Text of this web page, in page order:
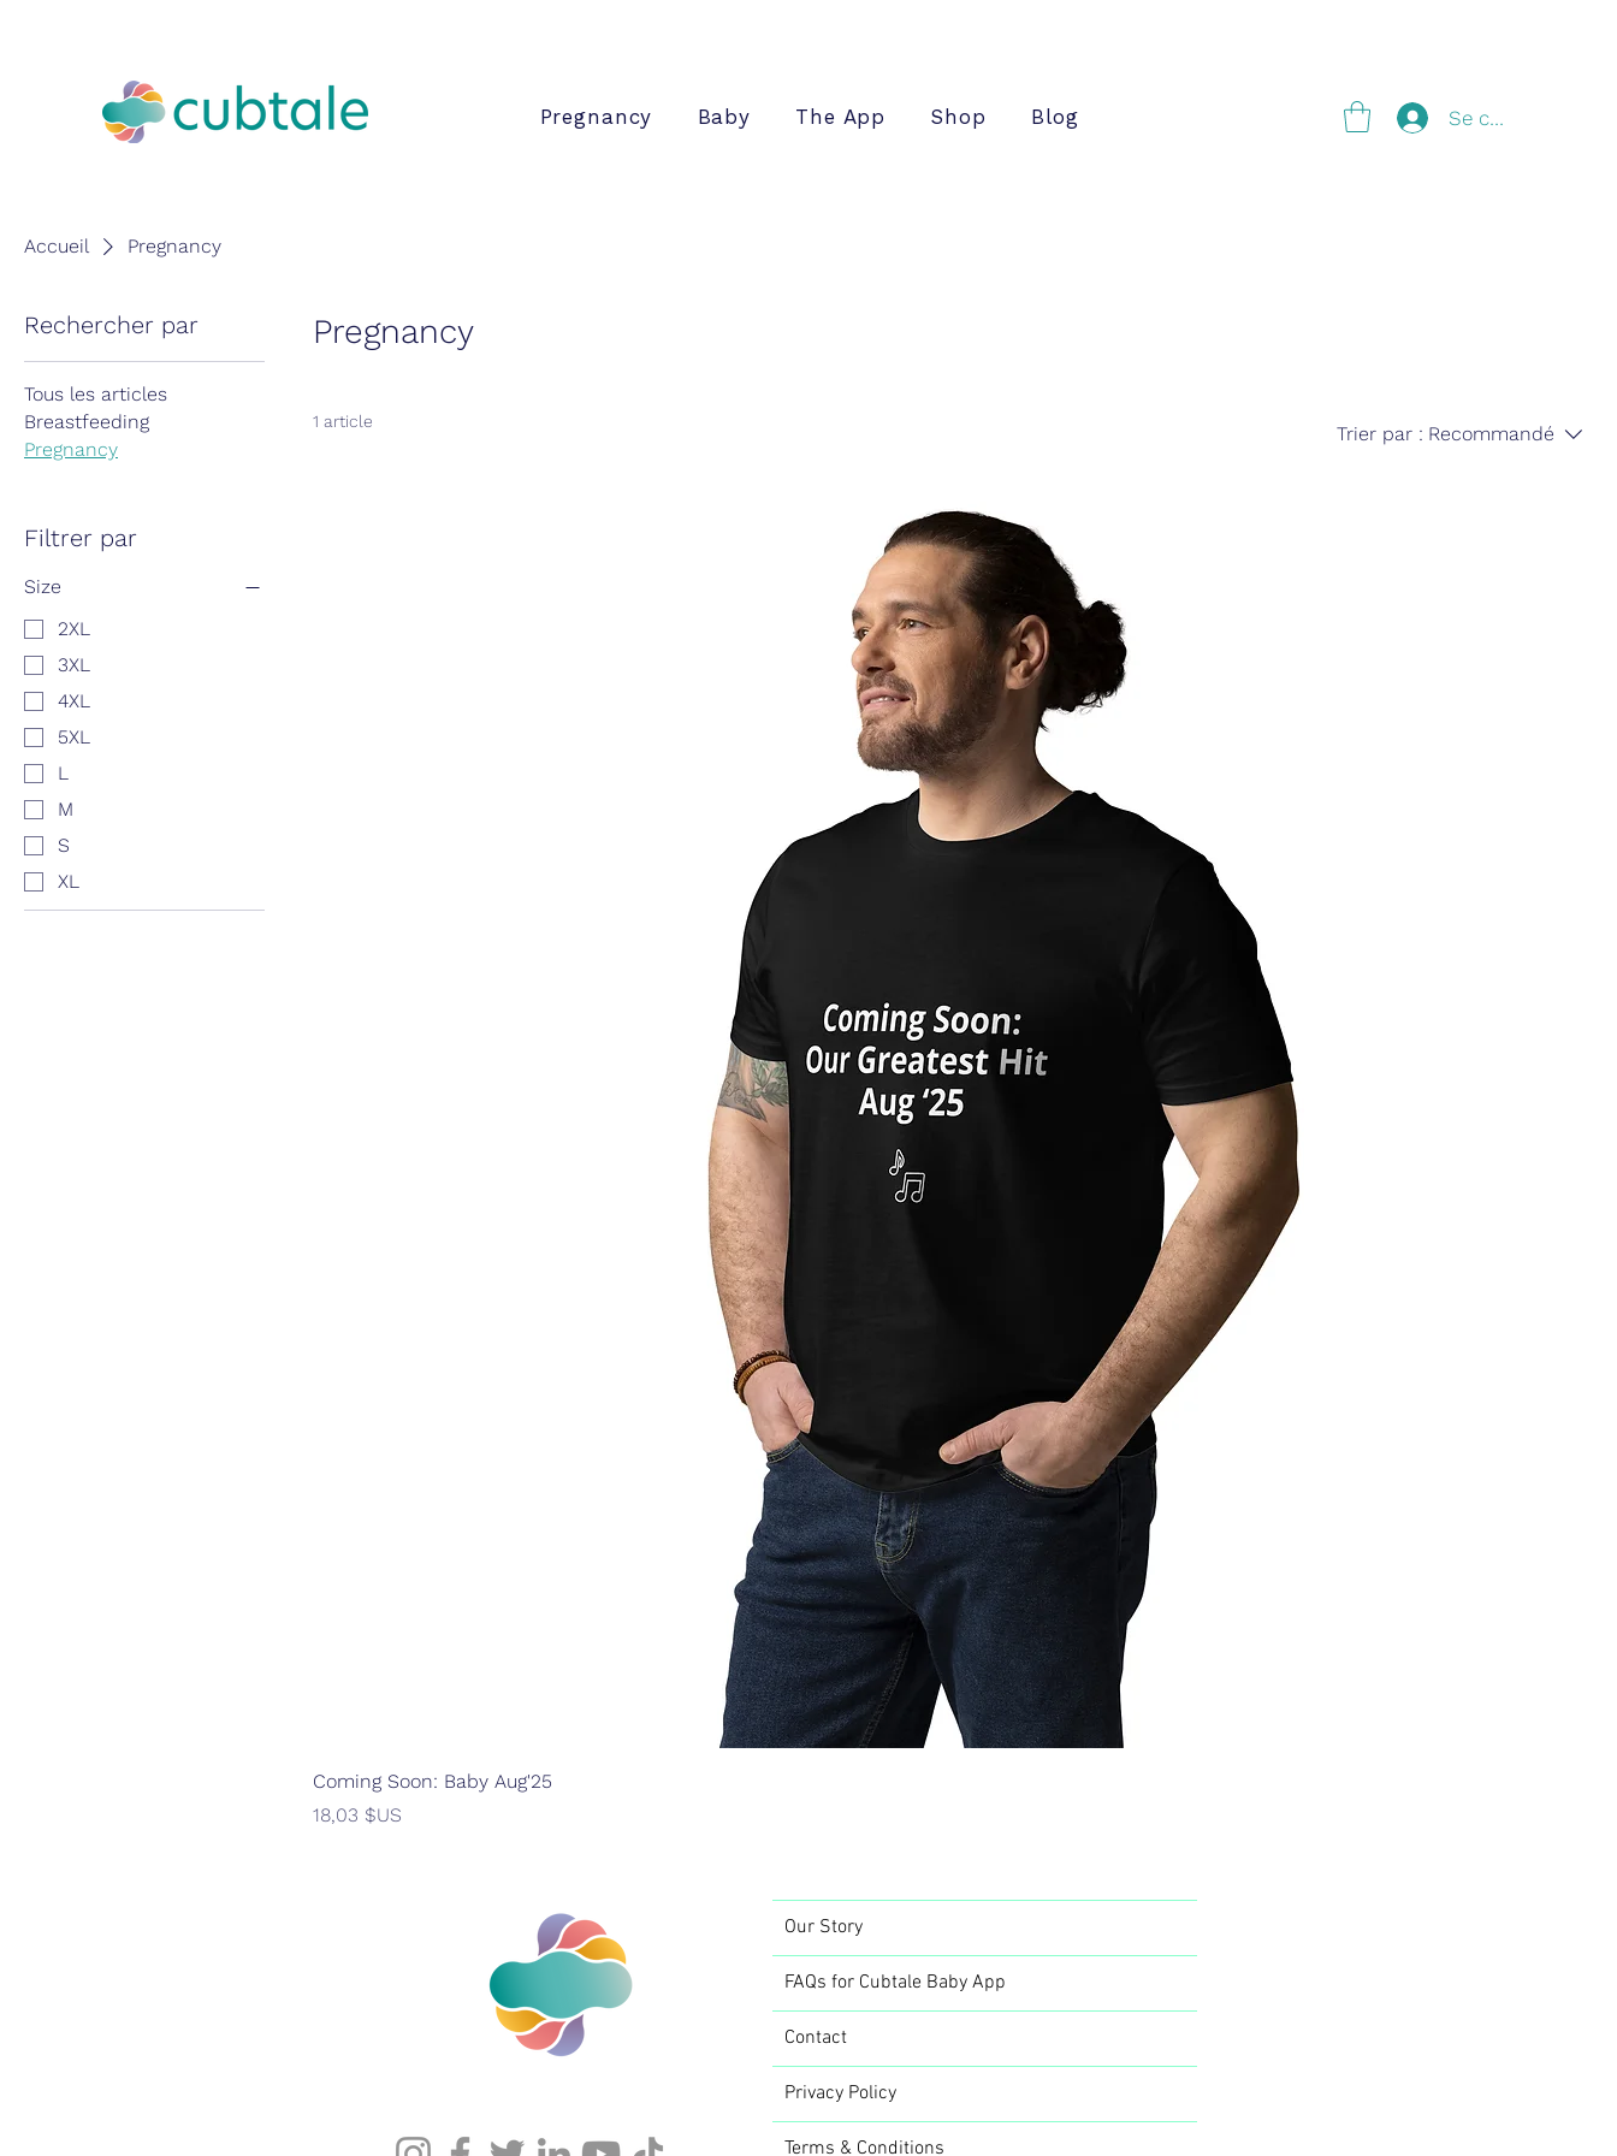
Pregnancy Baby The App Shop Blog Se connecter
Accueil Pregnancy
Rechercher par
Tous les articles
Breastfeeding
Pregnancy
Filtrer par
Size
2XL
3XL
4XL
5XL
L
M
S
XL
Pregnancy
1 article
Trier par : Recommandé
Coming Soon: Baby Aug'25
Prix
18,03 $US
Our Story
FAQs for Cubtale Baby App
Contact
Privacy Policy
Terms & Conditions